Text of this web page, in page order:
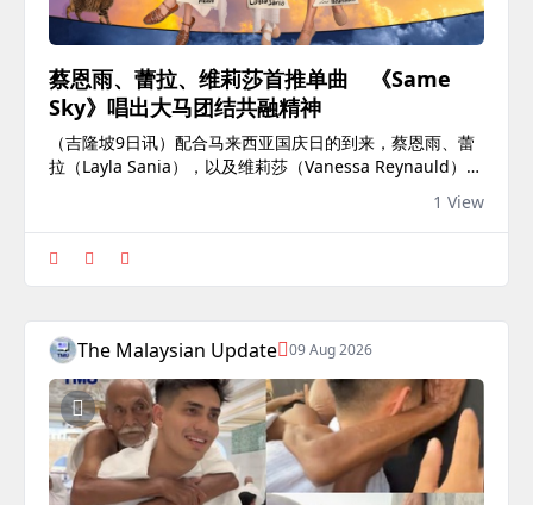
蔡恩雨、蕾拉、维莉莎首推单曲 《Same
Sky》唱出大马团结共融精神
（吉隆坡9日讯）配合马来西亚国庆日的到来，蔡恩雨、蕾
拉（Layla Sania），以及维莉莎（Vanessa Reynauld）首
次携手合作，推出全新单曲《Same Sky》，以音乐唱出马
来西亚多元文化共融的精神，传递“虽然拥有不同文化、不
同语言、不同习俗，但我们始终生活在同一片天空下”的信
念。《Same Sky》以温暖真挚的旋律，描绘大马多元种族
和谐共处的景象。歌曲融合英语、马来语、华语及淡米尔语
中，展现大马多元文化社会独有的魅力。歌曲结尾更特...
1 View
The Malaysian Update 09 Aug 2026